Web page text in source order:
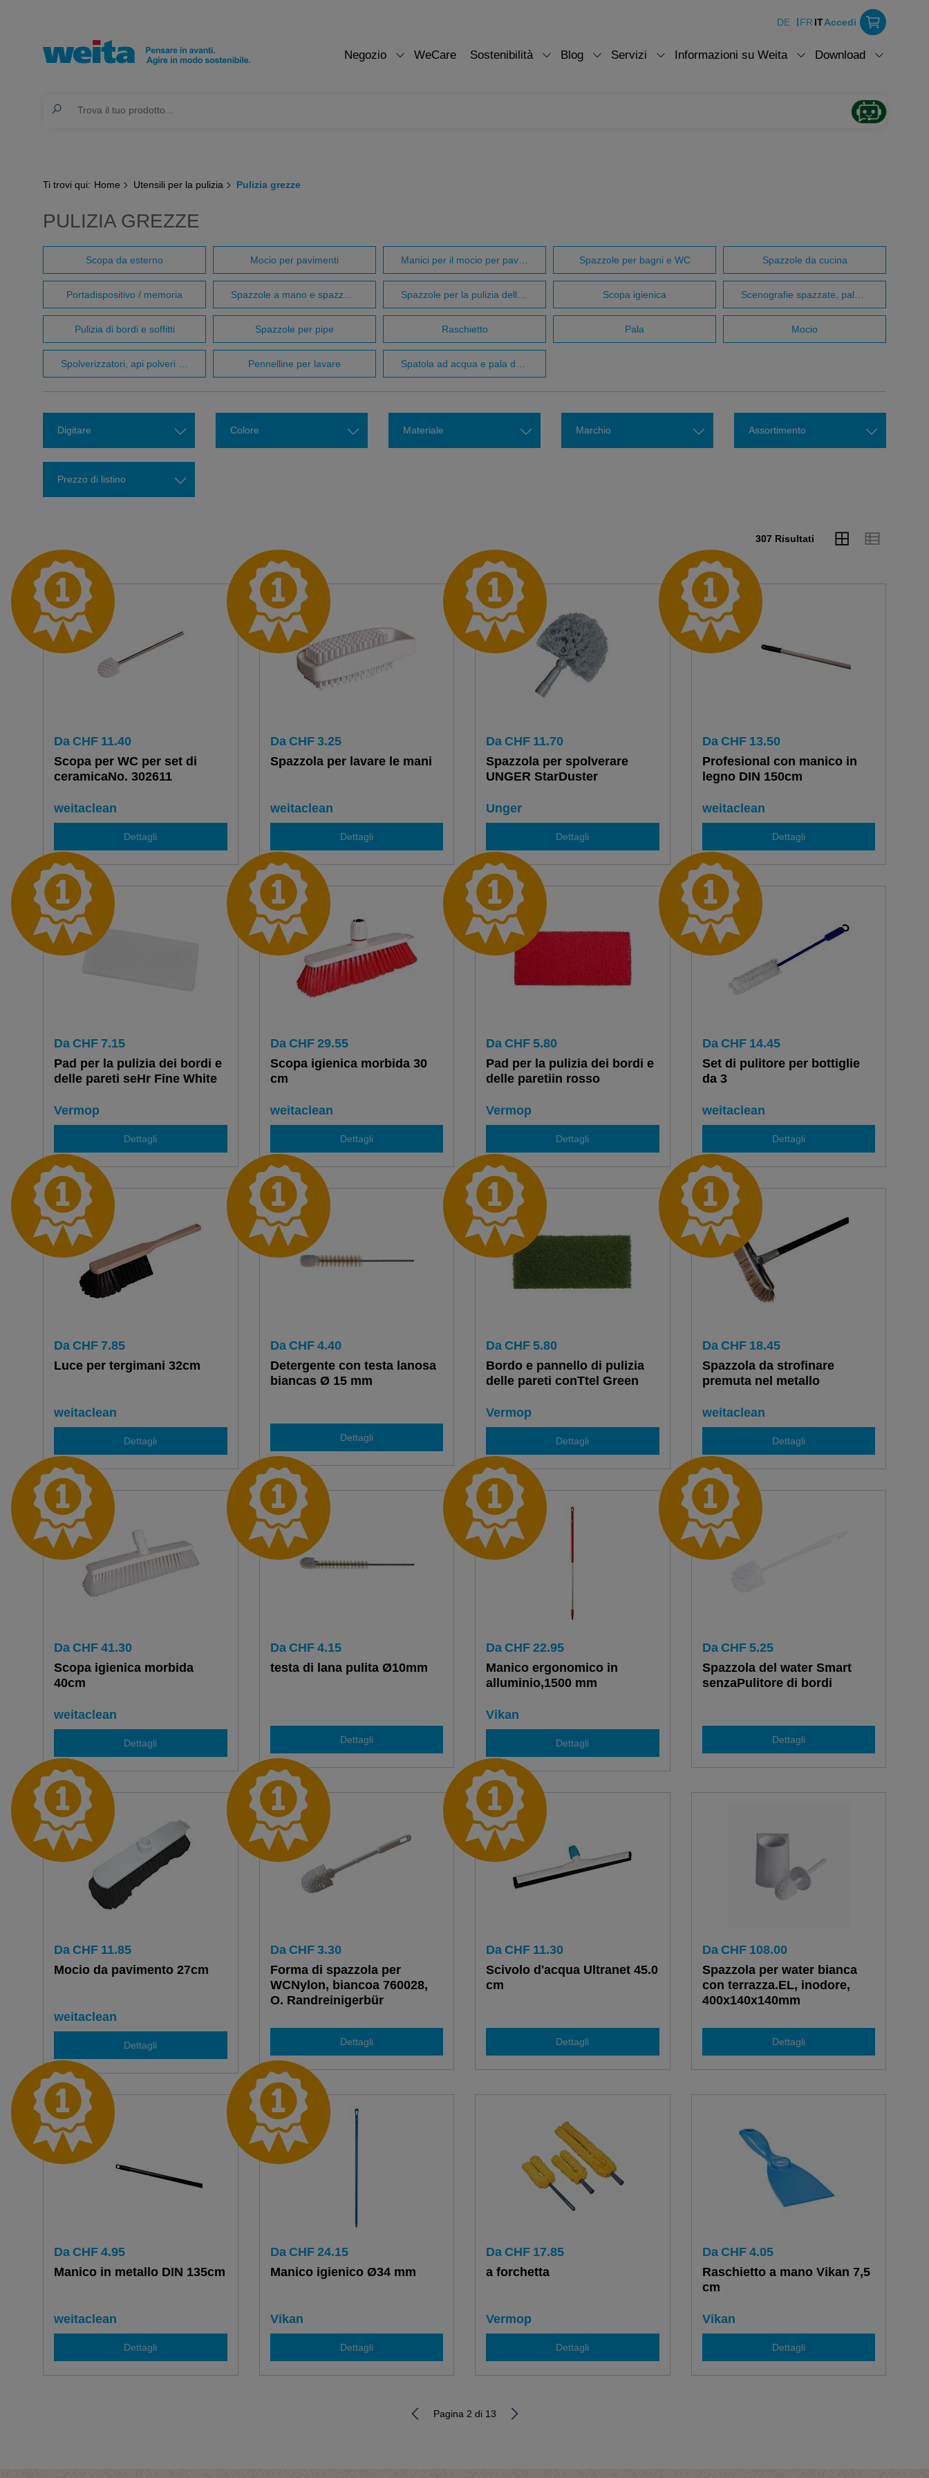
DE FR ITAccedi
Negozio WeCare Sostenibilità Blog Servizi Informazioni su Weita Download
Ti trovi qui: Home Utensili per la pulizia Pulizia grezze
PULIZIA GREZZE
Scopa da esterno Mocio per pavimenti Spazzole per bagni e WC Spazzole da cucina
Portadispositivo / memoria Scopa igienica
Pulizia di bordi e soffitti Spazzole per pipe Raschietto Pala Mocio
Pennelline per lavare
Digitare Colore Materiale Marchio Assortimento
Prezzo di listino
307 Risultati
Da CHF 11.40
Scopa per WC per set di
ceramicaNo. 302611
weitaclean
Dettagli
Da CHF 3.25
Spazzola per lavare le mani
weitaclean
Dettagli
Da CHF 11.70
Spazzola per spolverare
UNGER StarDuster
Unger
Dettagli
Da CHF 13.50
Profesional con manico in
legno DIN 150cm
weitaclean
Dettagli
Da CHF 7.15
Pad per la pulizia dei bordi e
delle pareti seHr Fine White
Vermop
Dettagli
Da CHF 29.55
Scopa igienica morbida 30
cm
weitaclean
Dettagli
Da CHF 5.80
Pad per la pulizia dei bordi e
delle paretiin rosso
Vermop
Dettagli
Da CHF 14.45
Set di pulitore per bottiglie
da 3
weitaclean
Dettagli
Da CHF 7.85
Luce per tergimani 32cm
weitaclean
Dettagli
Da CHF 4.40
Detergente con testa lanosa
biancas Ø 15 mm
Dettagli
Da CHF 5.80
Bordo e pannello di pulizia
delle pareti conTtel Green
Vermop
Dettagli
Da CHF 18.45
Spazzola da strofinare
premuta nel metallo
weitaclean
Dettagli
Da CHF 41.30
Scopa igienica morbida
40cm
weitaclean
Dettagli
Da CHF 4.15
testa di lana pulita Ø10mm
Dettagli
Da CHF 22.95
Manico ergonomico in
alluminio,1500 mm
Vikan
Dettagli
Da CHF 5.25
Spazzola del water Smart
senzaPulitore di bordi
Dettagli
Da CHF 11.85
Mocio da pavimento 27cm
weitaclean
Dettagli
Da CHF 3.30
Forma di spazzola per
WCNylon, biancoa 760028,
O. Randreinigerbür
Dettagli
Da CHF 11.30
Scivolo d'acqua Ultranet 45.0
cm
Dettagli
Da CHF 108.00
Spazzola per water bianca
con terrazza.EL, inodore,
400x140x140mm
Dettagli
Da CHF 4.95
Manico in metallo DIN 135cm
weitaclean
Dettagli
Da CHF 24.15
Manico igienico Ø34 mm
Vikan
Dettagli
Da CHF 17.85
a forchetta
Vermop
Dettagli
Da CHF 4.05
Raschietto a mano Vikan 7,5
cm
Vikan
Dettagli
Pagina 2 di 13